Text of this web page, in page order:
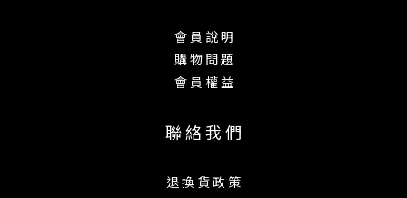
會 員 說 明
購 物 問 題
會 員 權 益
聯 絡 我 們
退 換 貨 政 策